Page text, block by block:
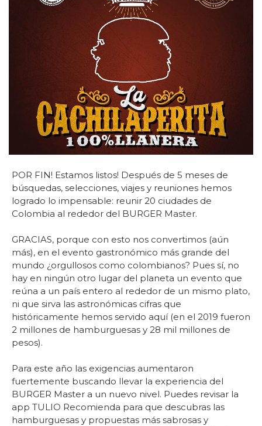
POR FIN! Estamos listos! Después de 5 meses de
búsquedas, selecciones, viajes y reuniones hemos
logrado lo impensable: reunir 20 ciudades de
Colombia al rededor del BURGER Master.
GRACIAS, porque con esto nos convertimos (aún
más), en el evento gastronómico más grande del
mundo ¿orgullosos como colombianos? Pues sí, no
hay en ningún otro lugar del planeta un evento que
reúna a un país entero al rededor de un mismo plato,
ni que sirva las astronómicas cifras que
históricamente hemos servido aquí (en el 2019 fueron
2 millones de hamburguesas y 28 mil millones de
pesos).
Para este año las exigencias aumentaron
fuertemente buscando llevar la experiencia del
BURGER Master a un nuevo nivel. Puedes revisar la
app TULIO Recomienda para que descubras las
hamburguesas y propuestas más sabrosas y